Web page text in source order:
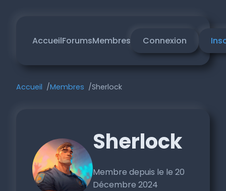
AccueilForumsMembres Connexion
Accueil Membres Sherlock
Sherlock
Membre depuis le le 20
Décembre 2024